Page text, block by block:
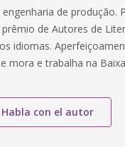
de produção.
de Autores de
idiomas.
mora e trabalha na
Habla con el autor